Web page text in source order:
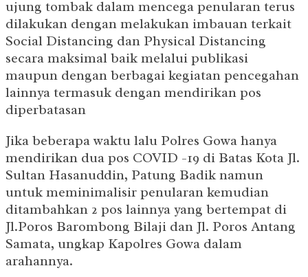
ujung tombak dalam mencega penularan terus
dilakukan dengan melakukan imbauan terkait
Social Distancing dan Physical Distancing
secara maksimal baik melalui publikasi
maupun dengan berbagai kegiatan pencegahan
lainnya termasuk dengan mendirikan pos
diperbatasan
Jika beberapa waktu lalu Polres Gowa hanya
mendirikan dua pos COVID -19 di Batas Kota Jl.
Sultan Hasanuddin, Patung Badik namun
untuk meminimalisir penularan kemudian
ditambahkan 2 pos lainnya yang bertempat di
Jl.Poros Barombong Bilaji dan Jl. Poros Antang
Samata, ungkap Kapolres Gowa dalam
arahannya.